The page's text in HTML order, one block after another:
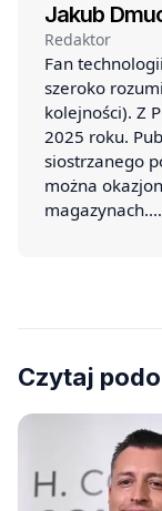
Jakub
Redaktor
Fan
szeroko
kolejności). Z
2025 roku.
siostrzanego
można
magazynach.…
Czytaj